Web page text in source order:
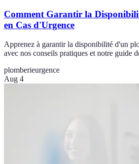
Comment Garantir la
en Cas d'Urgence
Apprenez à garantir la disponibilité d'un
avec nos conseils pratiques et notre guide
plomberieurgence
Aug 4